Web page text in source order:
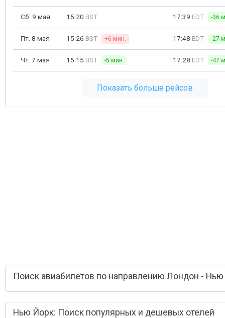
Сб. 9 мая 15:20 BST 17:39 EDT -36
Пт. 8 мая 15:26 BST +6 мин. 17:48 EDT -27
Чт. 7 мая 15:15 BST -5 мин. 17:28 EDT -47
Показать больше рейсов
Поиск авиабилетов по направлению Лондон -
Нью Йорк: Поиск популярных и дешевых отелей